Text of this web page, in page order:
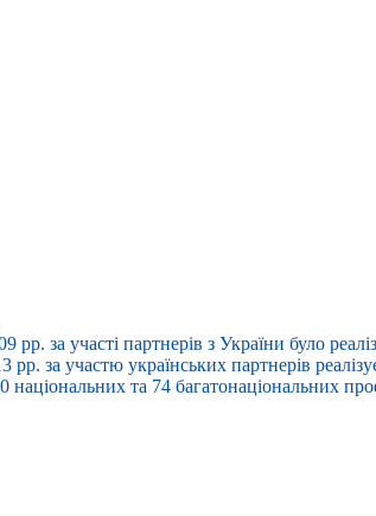
рр. за участі партнерів з України було
за участю українських партнерів
національних та 74 багатонаціональних